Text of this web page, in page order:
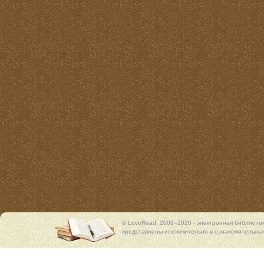
© LoveRead, 2009–2026 - электронная
представлены исключительно в